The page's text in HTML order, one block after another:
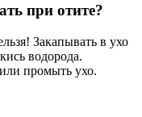
при отите?
Закапывать в ухо
водорода.
промыть ухо.